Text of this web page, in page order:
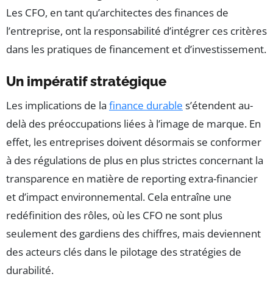
Les CFO, en tant qu’architectes des finances de
l’entreprise, ont la responsabilité d’intégrer ces critères
dans les pratiques de financement et d’investissement.
Un impératif stratégique
Les implications de la finance durable s’étendent au-
delà des préoccupations liées à l’image de marque. En
effet, les entreprises doivent désormais se conformer
à des régulations de plus en plus strictes concernant la
transparence en matière de reporting extra-financier
et d’impact environnemental. Cela entraîne une
redéfinition des rôles, où les CFO ne sont plus
seulement des gardiens des chiffres, mais deviennent
des acteurs clés dans le pilotage des stratégies de
durabilité.